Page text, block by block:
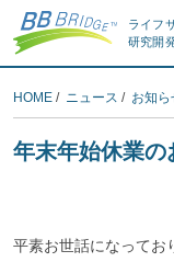
ライフ
研究開
HOME / ニュース / お知ら
年末年始休業の
平素お世話になってお